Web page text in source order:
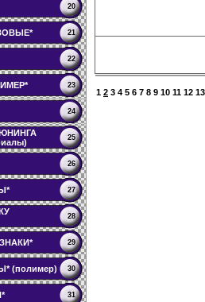
20
21
22
23
24
25
26
27
28
29
(полимер) 30
31
1 2 3 4 5 6 7 8 9 10 11 12 13